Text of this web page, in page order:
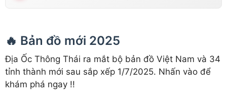
🔥 Bản đồ mới 2025
Địa Ốc Thông Thái ra mắt bộ bản đồ Việt Nam và 34
tỉnh thành mới sau sắp xếp 1/7/2025. Nhấn vào để
khám phá ngay !!